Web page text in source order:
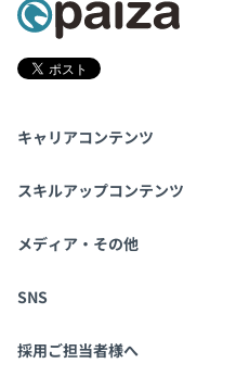
キャリアコンテンツ
転職・キャリア
スキルアップコンテンツ
学習
メディア・その他
Tech Team Journal
SNS
X
採用ご担当者様へ